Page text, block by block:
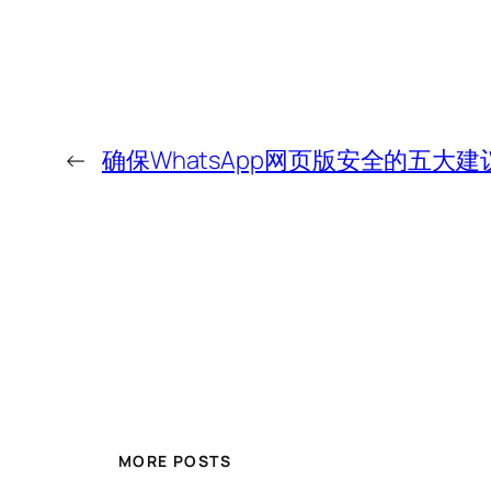
← 确保WhatsApp网页版安全的五大建
MORE POSTS